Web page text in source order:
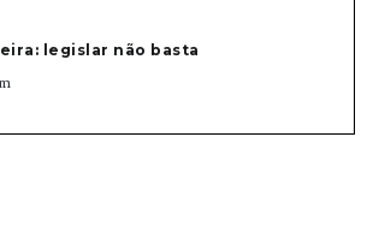
legislar não basta